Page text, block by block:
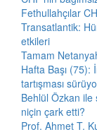
Fethullahçılar
Transatlantik:
etkileri
Tamam
Hafta Başı (75):
tartışması
Behlül Özkan ile
niçin çark etti?
Prof. Ahmet T.